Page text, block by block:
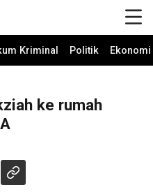
Kriminal Politik
ke rumah